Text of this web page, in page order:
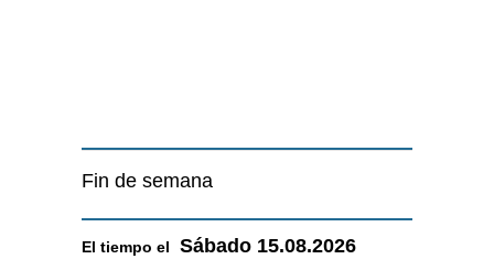
Fin de semana
El tiempo el Sábado 15.08.2026